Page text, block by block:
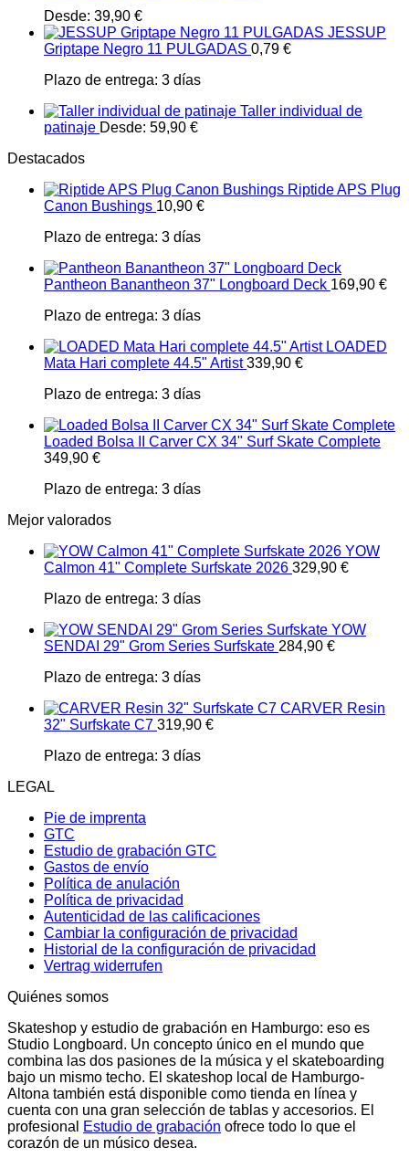
Desde: 39,90 €
JESSUP
Griptape Negro 11 PULGADAS 0,79 €
Plazo de entrega: 3 días
Taller individual de
patinaje Desde: 59,90 €
Destacados
Riptide APS Plug
Canon Bushings 10,90 €
Plazo de entrega: 3 días
Pantheon Banantheon 37" Longboard Deck 169,90 €
Plazo de entrega: 3 días
LOADED
Mata Hari complete 44.5" Artist 339,90 €
Plazo de entrega: 3 días
Loaded Bolsa II Carver CX 34" Surf Skate Complete
349,90 €
Plazo de entrega: 3 días
Mejor valorados
YOW
Calmon 41" Complete Surfskate 2026 329,90 €
Plazo de entrega: 3 días
YOW
SENDAI 29" Grom Series Surfskate 284,90 €
Plazo de entrega: 3 días
CARVER Resin
32" Surfskate C7 319,90 €
Plazo de entrega: 3 días
LEGAL
Pie de imprenta
GTC
Estudio de grabación GTC
Gastos de envío
Política de anulación
Política de privacidad
Autenticidad de las calificaciones
Cambiar la configuración de privacidad
Historial de la configuración de privacidad
Vertrag widerrufen
Quiénes somos
Skateshop y estudio de grabación en Hamburgo: eso es
Studio Longboard. Un concepto único en el mundo que
combina las dos pasiones de la música y el skateboarding
bajo un mismo techo. El skateshop local de Hamburgo-
Altona también está disponible como tienda en línea y
cuenta con una gran selección de tablas y accesorios. El
profesional
Estudio de grabación ofrece todo lo que el
corazón de un músico desea.